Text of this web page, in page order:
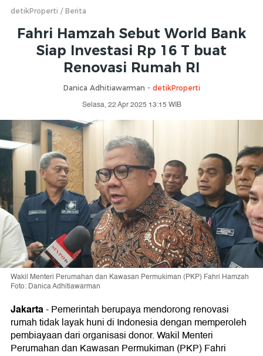
detikProperti Berita
Fahri Hamzah Sebut World Bank
Siap Investasi Rp 16 T buat
Renovasi Rumah RI
Danica Adhitiawarman - detikProperti
Selasa, 22 Apr 2025 13:15 WIB
Wakil Menteri Perumahan dan Kawasan Permukiman (PKP) Fahri Hamzah
Foto: Danica Adhitiawarman
Jakarta-Pemerintah berupaya mendorong renovasi
rumah tidak layak huni di Indonesia dengan memperoleh
pembiayaan dari organisasi donor. Wakil Menteri
Perumahan dan Kawasan Permukiman (PKP) Fahri